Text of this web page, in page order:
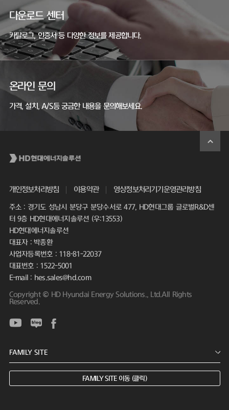
다운로드 센터
카탈로그, 인증서 등 다양한 정보를 제공합니다.
온라인 문의
가격, 설치, A/S등 궁금한 내용을 문의해보세요.
개인정보처리방침 이용약관 영상정보처리기기운영관리방침
주소 : 경기도 성남시 분당구 분당수서로 477, HD현대그룹 글로벌R&D센
터 9층 HD현대에너지솔루션 (우:13553)
HD현대에너지솔루션
대표자 : 박종환
사업자등록번호 : 118-81-22037
대표번호 : 1522-5001
E-mail : hes.sales@hd.com
Copyright © HD Hyundai Energy Solutions., Ltd.All Rights
Reserved.
FAMILY SITE 이동 (클릭)